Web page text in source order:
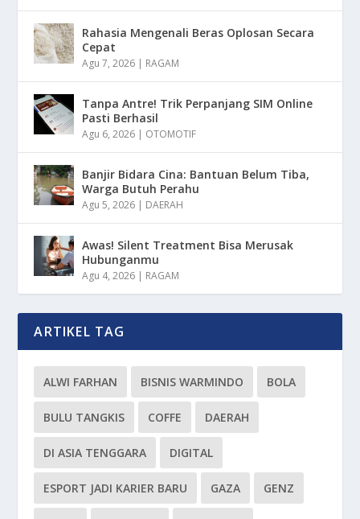
Rahasia Mengenali Beras Oplosan Secara
Cepat
Agu 7, 2026 | RAGAM
Tanpa Antre! Trik Perpanjang SIM Online
Pasti Berhasil
Agu 6, 2026 | OTOMOTIF
Banjir Bidara Cina: Bantuan Belum Tiba,
Warga Butuh Perahu
Agu 5, 2026 | DAERAH
Awas! Silent Treatment Bisa Merusak
Hubunganmu
Agu 4, 2026 | RAGAM
ARTIKEL TAG
ALWI FARHAN BISNIS WARMINDO BOLA
BULU TANGKIS COFFE DAERAH
DI ASIA TENGGARA DIGITAL
ESPORT JADI KARIER BARU GAZA GENZ